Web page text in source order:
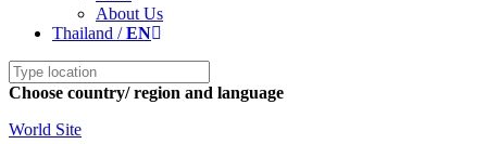
About Us
Thailand /EN
Choose country/ region and language
World Site